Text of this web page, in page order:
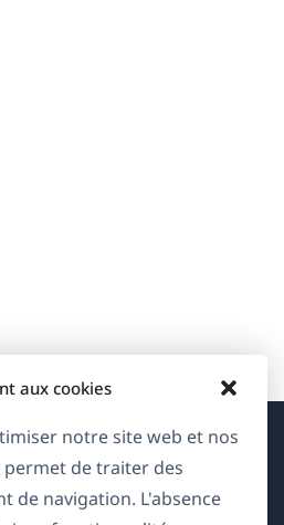
aux cookies
notre site web et nos
de traiter des
de navigation. L'absence
de WPML